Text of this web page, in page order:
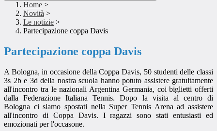
Home >
Novità >
Le notizie >
Partecipazione coppa Davis
Partecipazione coppa Davis
A Bologna, in occasione della Coppa Davis, 50 studenti delle classi
3s 2b e 3d della nostra scuola hanno potuto assistere gratuitamente
all'incontro tra le nazionali Argentina Germania, coi biglietti offerti
dalla Federazione Italiana Tennis. Dopo la visita al centro di
Bologna ci siamo spostati nella Super Tennis Arena ad assistere
all'incontro di Coppa Davis. I ragazzi sono stati entusiasti ed
emozionati per l'occasone.